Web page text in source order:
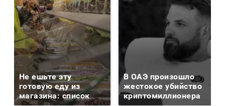
Не ешьте эту
готовую еду из
магазина: список
В ОАЭ произошло
жестокое убийство
криптомиллионера